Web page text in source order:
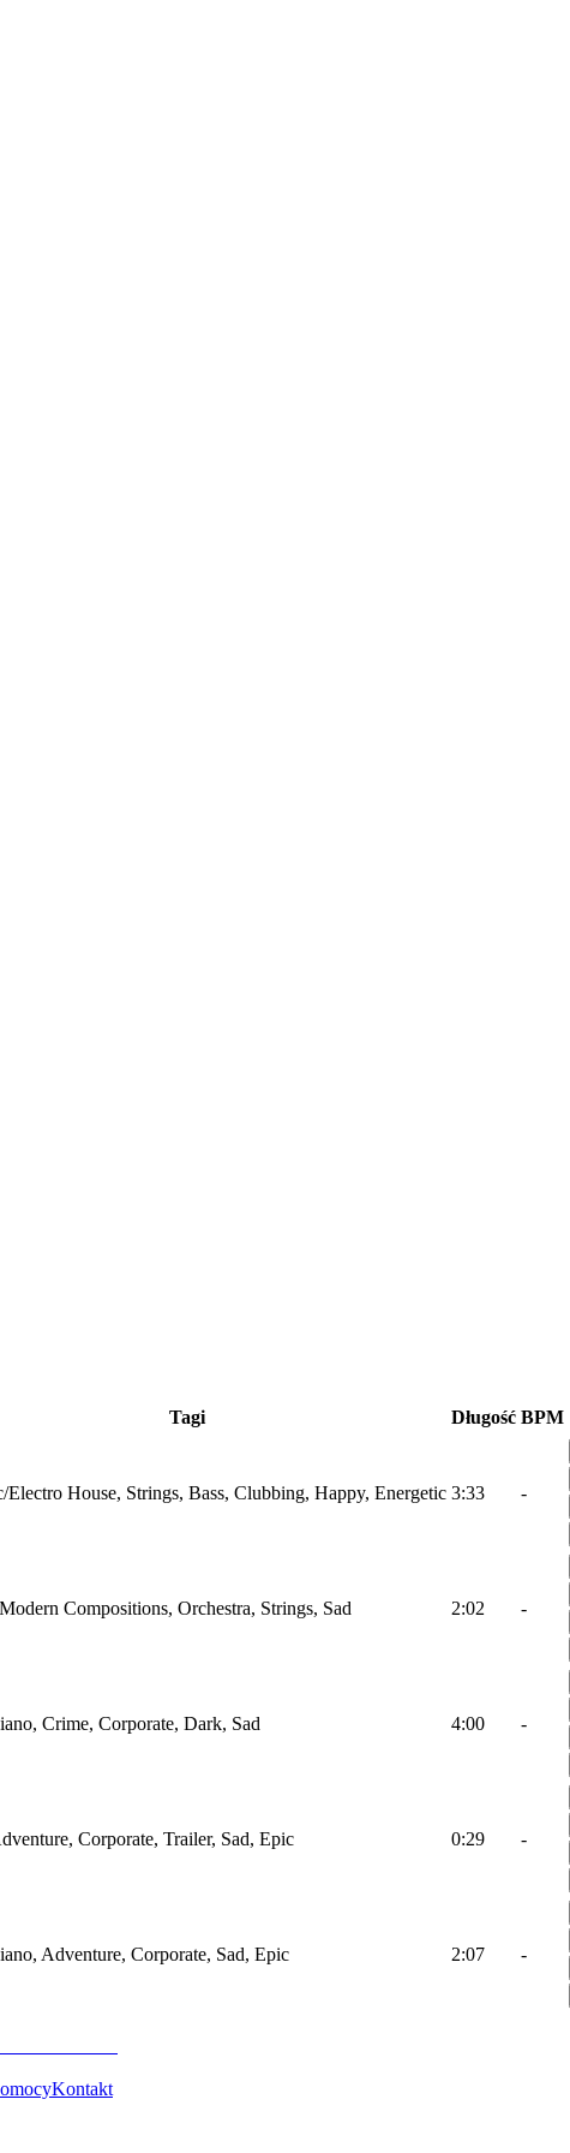
Tagi Długość BPM
Electro House, Strings, Bass, Clubbing, Happy, Energetic 3:33 -
Compositions, Orchestra, Strings, Sad 2:02 -
Crime, Corporate, Dark, Sad 4:00 -
Corporate, Trailer, Sad, Epic 0:29 -
Adventure, Corporate, Sad, Epic 2:07 -
Kontakt